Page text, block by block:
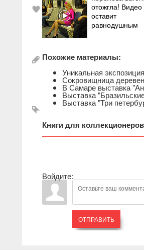
отожгла! Видео
оставит
равнодушным
Похожие материалы:
Уникальная
Сокровищница
В Самаре выставка
Выставка
Выставка "Три
Книги для
Войдите:
ОТПРАВИТЬ